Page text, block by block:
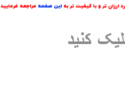
ارزان تر و با کیفیت تر به این صفحه مراجعه فرمایید